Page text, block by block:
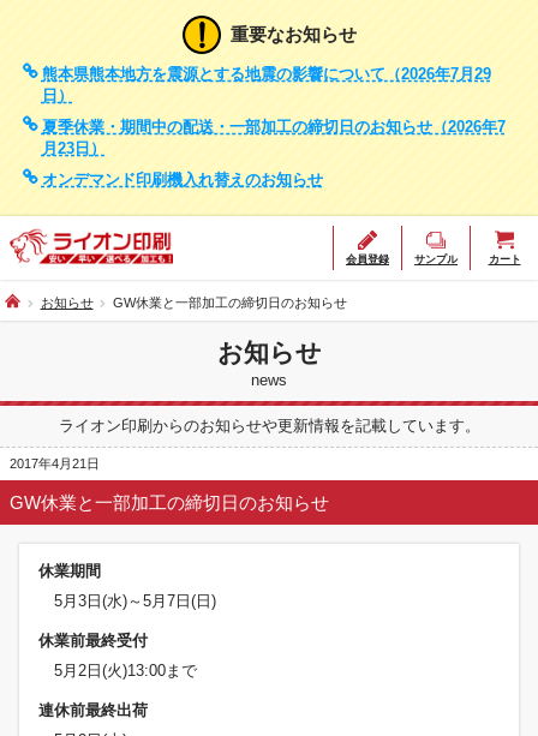
重要なお知らせ
熊本県熊本地方を震源とする地震の影響について（2026年7月29
日）
夏季休業・期間中の配送・一部加工の締切日のお知らせ（2026年7
月23日）
オンデマンド印刷機入れ替えのお知らせ
会員登録 サンプル カート
お知らせ GW休業と一部加工の締切日のお知らせ
お知らせ
news
ライオン印刷からのお知らせや更新情報を記載しています。
2017年4月21日
GW休業と一部加工の締切日のお知らせ
休業期間
5月3日(水)～5月7日(日)
休業前最終受付
5月2日(火)13:00まで
連休前最終出荷